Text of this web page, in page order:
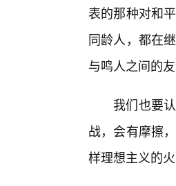
表的那种对和
同龄人，都在
与鸣人之间的
我们也要
战，会有摩擦
样理想主义的